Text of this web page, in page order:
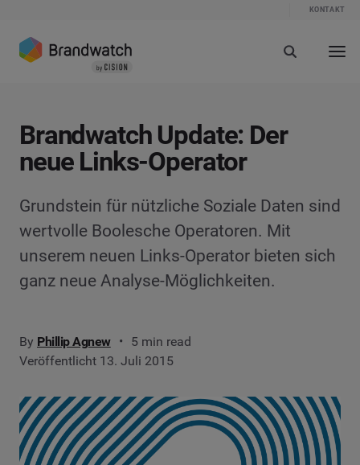
KONTAKT
Brandwatch Update: Der
neue Links-Operator
Grundstein für nützliche Soziale Daten sind
wertvolle Boolesche Operatoren. Mit
unserem neuen Links-Operator bieten sich
ganz neue Analyse-Möglichkeiten.
By Phillip Agnew
5 min read
Veröffentlicht 13. Juli 2015